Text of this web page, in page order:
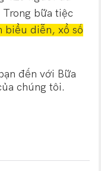
bữa tiệc
biểu diễn, xổ số
đến với Bữa
chúng tôi.